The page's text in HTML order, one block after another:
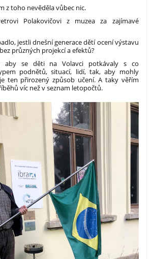
z toho nevěděla vůbec nic.
Polakovičovi z muzea za zajímavé
jestli dnešní generace dětí ocení výstavu
průzných projekcí a efektů?
aby se děti na Volavci potkávaly s co
podnětů, situací, lidí, tak, aby mohly
ten přirozený způsob učení. A taky věřím
víc než v seznam letopočtů.